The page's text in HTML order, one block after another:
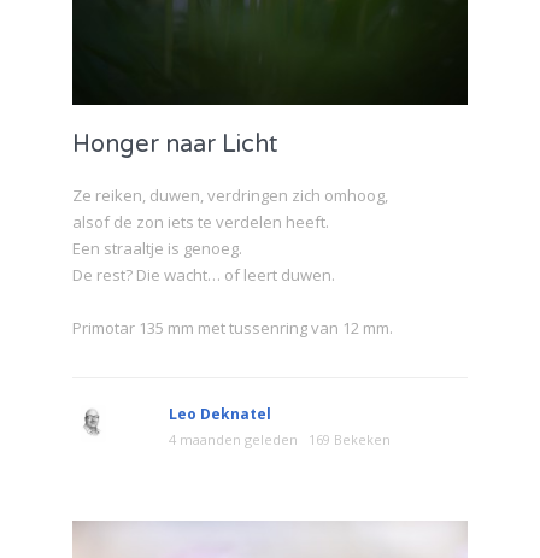
Honger naar Licht
Ze reiken, duwen, verdringen zich omhoog,
alsof de zon iets te verdelen heeft.
Een straaltje is genoeg.
De rest? Die wacht… of leert duwen.
Primotar 135 mm met tussenring van 12 mm.
Leo Deknatel
4 maanden geleden 169 Bekeken